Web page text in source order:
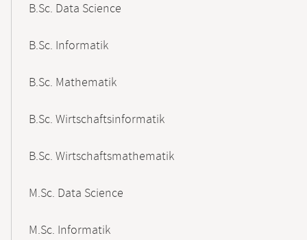
B.Sc. Data Science
B.Sc. Informatik
B.Sc. Mathematik
B.Sc. Wirtschaftsinformatik
B.Sc. Wirtschaftsmathematik
M.Sc. Data Science
M.Sc. Informatik